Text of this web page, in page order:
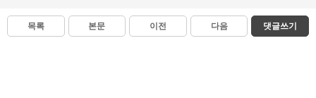
목록 본문 이전 다음 댓글쓰기